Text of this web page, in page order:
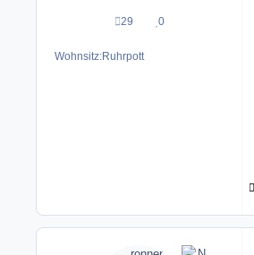
29
Beiträge
0
Reputation
Wohnsitz:Ruhrpott